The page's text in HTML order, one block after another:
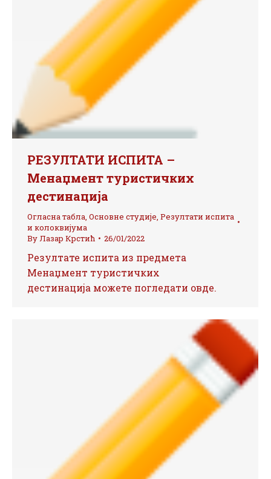
РЕЗУЛТАТИ ИСПИТА –
Менаџмент туристичких
дестинација
Огласна табла, Основне студије, Резултати испита
и колоквијума
ByЛазар Крстић 26/01/2022
Резултате испита из предмета
Менаџмент туристичких
дестинација можете погледати овде.